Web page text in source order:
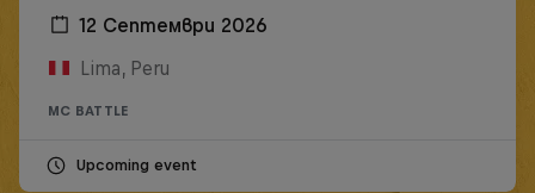
12 Септември 2026
Lima, Peru
MC BATTLE
Upcoming event